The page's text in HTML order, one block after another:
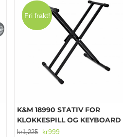
Fri frakt!
K&M 18990 STATIV FOR
KLOKKESPILL OG KEYBOARD
kr1,225
Opprinnelig
kr999